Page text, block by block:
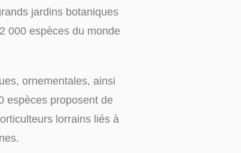
jardins botaniques
000 espèces du monde
ornementales, ainsi
espèces proposent de
lorrains liés à